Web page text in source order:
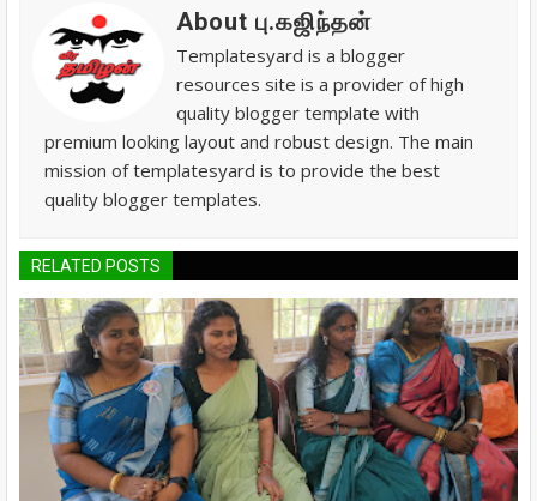
About பு.கஜிந்தன்
Templatesyard is a blogger
resources site is a provider of high
quality blogger template with
premium looking layout and robust design. The main
mission of templatesyard is to provide the best
quality blogger templates.
RELATED POSTS